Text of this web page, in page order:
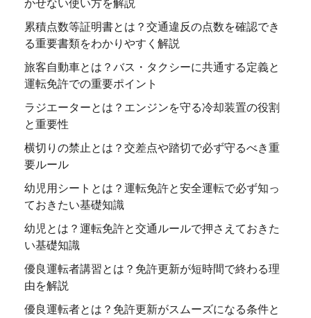
累積点数等証明書とは？交通違反の点数を確認でき
る重要書類をわかりやすく解説
旅客自動車とは？バス・タクシーに共通する定義と
運転免許での重要ポイント
ラジエーターとは？エンジンを守る冷却装置の役割
と重要性
横切りの禁止とは？交差点や踏切で必ず守るべき重
要ルール
幼児用シートとは？運転免許と安全運転で必ず知っ
ておきたい基礎知識
幼児とは？運転免許と交通ルールで押さえておきた
い基礎知識
優良運転者講習とは？免許更新が短時間で終わる理
由を解説
優良運転者とは？免許更新がスムーズになる条件と